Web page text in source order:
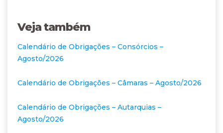
Veja também
Calendário de Obrigações – Consórcios –
Agosto/2026
Calendário de Obrigações – Câmaras – Agosto/2026
Calendário de Obrigações – Autarquias –
Agosto/2026